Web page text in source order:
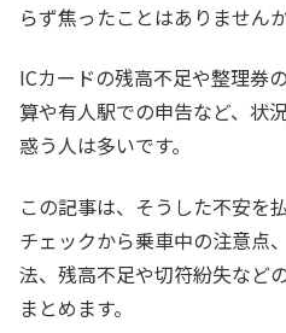
らず焦ったことはありません
ICカードの残高不足や整理券
算や有人駅での申告など、状
惑う人は多いです。
この記事は、そうした不安を
チェックから乗車中の注意点
法、残高不足や切符紛失など
まとめます。